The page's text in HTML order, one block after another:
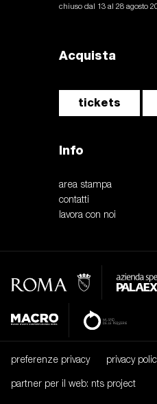
chiuso dal 13 al 28 agosto
Acquista
tickets
Info
area stampa
contatti
lavora con noi
preferenze privacy privacy
partner per il web: nts project